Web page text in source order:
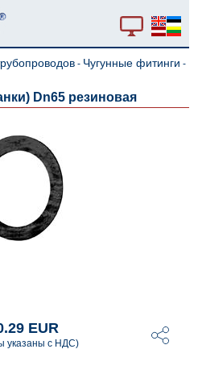
- Чугунные фитинги -
Dn65 резиновая
EUR
указаны с НДС)